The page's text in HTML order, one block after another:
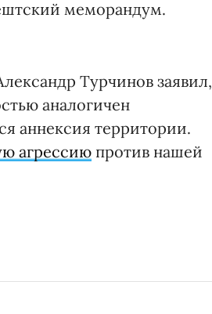
меморандум.
Турчинов заявил,
аналогичен
аннексия территории.
агрессию против нашей